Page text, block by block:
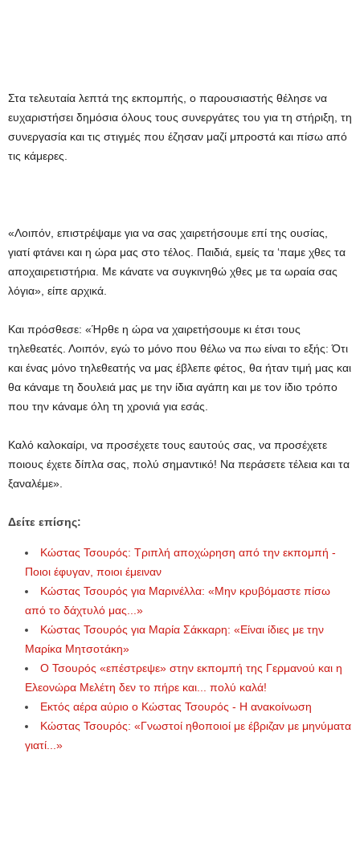
Στα τελευταία λεπτά της εκπομπής, ο παρουσιαστής θέλησε να
ευχαριστήσει δημόσια όλους τους συνεργάτες του για τη στήριξη, τη
συνεργασία και τις στιγμές που έζησαν μαζί μπροστά και πίσω από
τις κάμερες.
«Λοιπόν, επιστρέψαμε για να σας χαιρετήσουμε επί της ουσίας,
γιατί φτάνει και η ώρα μας στο τέλος. Παιδιά, εμείς τα ‘παμε χθες τα
αποχαιρετιστήρια. Με κάνατε να συγκινηθώ χθες με τα ωραία σας
λόγια», είπε αρχικά.
Και πρόσθεσε: «Ήρθε η ώρα να χαιρετήσουμε κι έτσι τους
τηλεθεατές. Λοιπόν, εγώ το μόνο που θέλω να πω είναι το εξής: Ότι
και ένας μόνο τηλεθεατής να μας έβλεπε φέτος, θα ήταν τιμή μας και
θα κάναμε τη δουλειά μας με την ίδια αγάπη και με τον ίδιο τρόπο
που την κάναμε όλη τη χρονιά για εσάς.
Καλό καλοκαίρι, να προσέχετε τους εαυτούς σας, να προσέχετε
ποιους έχετε δίπλα σας, πολύ σημαντικό! Να περάσετε τέλεια και τα
ξαναλέμε».
Δείτε επίσης:
Κώστας Τσουρός: Τριπλή αποχώρηση από την εκπομπή -
Ποιοι έφυγαν, ποιοι έμειναν
Κώστας Τσουρός για Μαρινέλλα: «Μην κρυβόμαστε πίσω
από το δάχτυλό μας...»
Κώστας Τσουρός για Μαρία Σάκκαρη: «Είναι ίδιες με την
Μαρίκα Μητσοτάκη»
Ο Τσουρός «επέστρεψε» στην εκπομπή της Γερμανού και η
Ελεονώρα Μελέτη δεν το πήρε και... πολύ καλά!
Εκτός αέρα αύριο ο Κώστας Τσουρός - Η ανακοίνωση
Κώστας Τσουρός: «Γνωστοί ηθοποιοί με έβριζαν με μηνύματα
γιατί...»